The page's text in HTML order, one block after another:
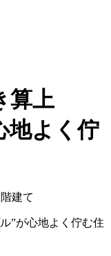
算上
地よく佇
建て